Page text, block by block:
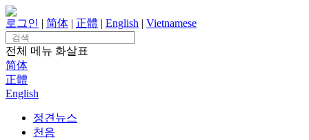
Skip
to
content
로그인 | 简体 | 正體 | English | Vietnamese
Search
for:
전체 메뉴 화살표
简体
正體
English
정견뉴스
천음